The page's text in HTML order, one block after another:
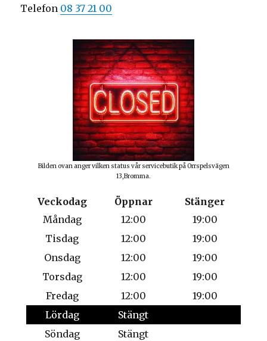
Telefon 08 37 21 00
Bilden ovan anger vilken status vår servicebutik på Orrspelsvägen
13,Bromma.
Veckodag Öppnar
Stänger
Måndag
12:00
19:00
Tisdag
12:00
19:00
Onsdag
12:00
19:00
Torsdag
12:00
19:00
Fredag
12:00
19:00
Lördag
Stängt
Söndag
Stängt